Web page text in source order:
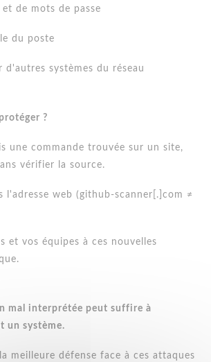
et de mots de passe
du poste
d'autres systèmes du réseau
?
une commande trouvée sur un site,
vérifier la source.
l'adresse web (github-scanner[.]com ≠
et vos équipes à ces nouvelles
mal interprétée peut suffire à
un système.
meilleure défense face à ces attaques